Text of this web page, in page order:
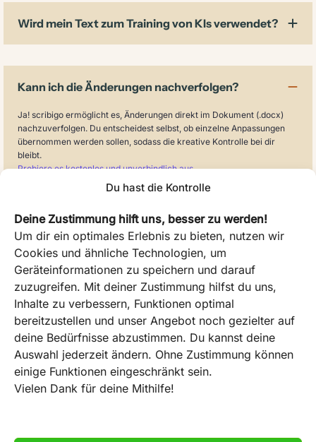
Du hast die Kontrolle
Deine Zustimmung hilft uns, besser zu werden!
Um dir ein optimales Erlebnis zu bieten, nutzen wir
Cookies und ähnliche Technologien, um
Geräteinformationen zu speichern und darauf
zuzugreifen. Mit deiner Zustimmung hilfst du uns,
Inhalte zu verbessern, Funktionen optimal
bereitzustellen und unser Angebot noch gezielter auf
deine Bedürfnisse abzustimmen. Du kannst deine
Auswahl jederzeit ändern. Ohne Zustimmung können
einige Funktionen eingeschränkt sein.
Vielen Dank für deine Mithilfe!
Wird mein Text zum Training von KIs verwendet?
Kann ich die Änderungen nachverfolgen?
Ja! scribigo ermöglicht es, Änderungen direkt im Dokument (.docx)
nachzuverfolgen. Du entscheidest selbst, ob einzelne Anpassungen
übernommen werden sollen, sodass die kreative Kontrolle bei dir
bleibt.
Probiere es kostenlos und unverbindlich aus.
Was kostet scribigo?
Wie funktionieren Scribits?
Wie kann ich den Service nutzen?
Was bedeutet “Datenschutz – Made in